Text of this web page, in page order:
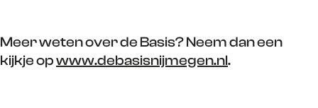
Meer weten over de Basis? Neem dan een
kijkje opwww.debasisnijmegen.nl.